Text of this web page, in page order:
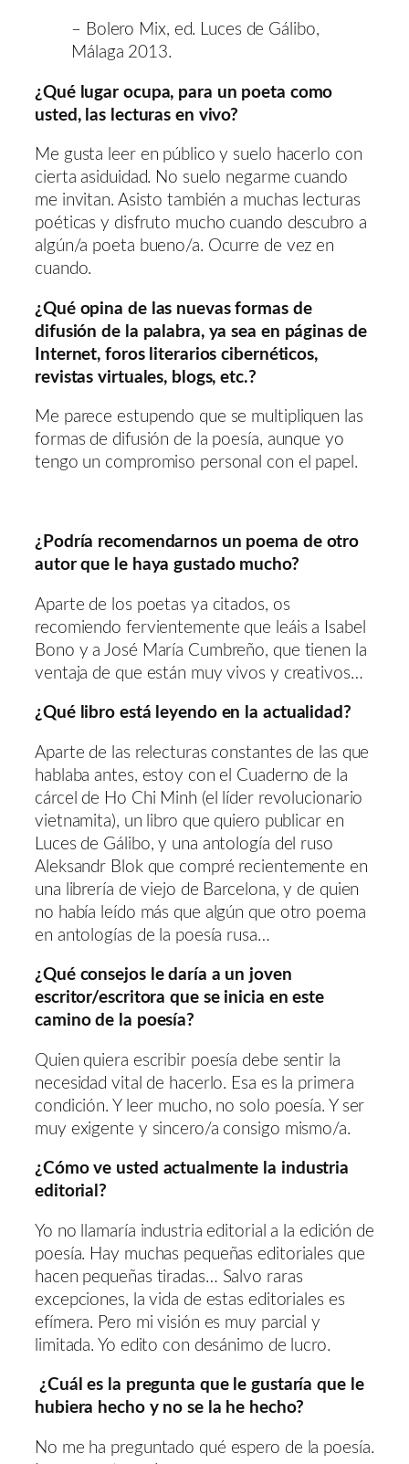
– Bolero Mix, ed. Luces de Gálibo,
Málaga 2013.
¿Qué lugar ocupa, para un poeta como
usted, las lecturas en vivo?
Me gusta leer en público y suelo hacerlo con
cierta asiduidad. No suelo negarme cuando
me invitan. Asisto también a muchas lecturas
poéticas y disfruto mucho cuando descubro a
algún/a poeta bueno/a. Ocurre de vez en
cuando.
¿Qué opina de las nuevas formas de
difusión de la palabra, ya sea en páginas de
Internet, foros literarios cibernéticos,
revistas virtuales, blogs, etc.?
Me parece estupendo que se multipliquen las
formas de difusión de la poesía, aunque yo
tengo un compromiso personal con el papel.
¿Podría recomendarnos un poema de otro
autor que le haya gustado mucho?
Aparte de los poetas ya citados, os
recomiendo fervientemente que leáis a Isabel
Bono y a José María Cumbreño, que tienen la
ventaja de que están muy vivos y creativos…
¿Qué libro está leyendo en la actualidad?
Aparte de las relecturas constantes de las que
hablaba antes, estoy con el Cuaderno de la
cárcel de Ho Chi Minh (el líder revolucionario
vietnamita), un libro que quiero publicar en
Luces de Gálibo, y una antología del ruso
Aleksandr Blok que compré recientemente en
una librería de viejo de Barcelona, y de quien
no había leído más que algún que otro poema
en antologías de la poesía rusa…
¿Qué consejos le daría a un joven
escritor/escritora que se inicia en este
camino de la poesía?
Quien quiera escribir poesía debe sentir la
necesidad vital de hacerlo. Esa es la primera
condición. Y leer mucho, no solo poesía. Y ser
muy exigente y sincero/a consigo mismo/a.
¿Cómo ve usted actualmente la industria
editorial?
Yo no llamaría industria editorial a la edición de
poesía. Hay muchas pequeñas editoriales que
hacen pequeñas tiradas… Salvo raras
excepciones, la vida de estas editoriales es
efímera. Pero mi visión es muy parcial y
limitada. Yo edito con desánimo de lucro.
¿Cuál es la pregunta que le gustaría que le
hubiera hecho y no se la he hecho?
No me ha preguntado qué espero de la poesía.